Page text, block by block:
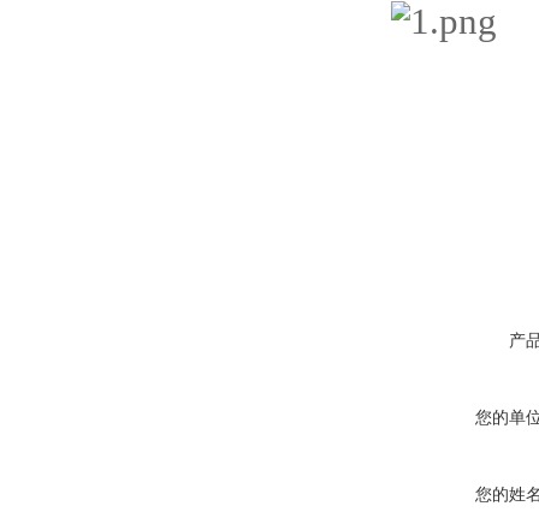
产
您的单
您的姓